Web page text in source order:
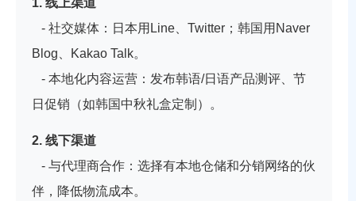
1. 线上渠道
- 社交媒体：日本用Line、Twitter；韩国用Naver
Blog、Kakao Talk。
- 本地化内容运营：发布韩语/日语产品测评、节
日促销（如韩国中秋礼盒定制）。
2. 线下渠道
- 与代理商合作：选择有本地仓储和分销网络的伙
伴，降低物流成本。